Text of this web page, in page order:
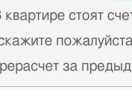
стоят
за